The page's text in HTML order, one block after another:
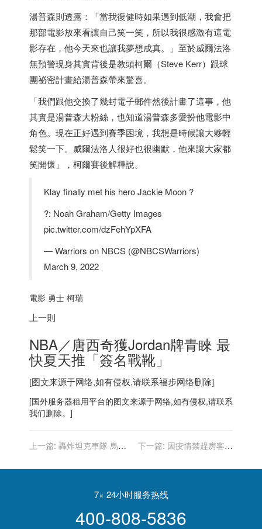
湯普森則透露：「當我復健時如果遇到低潮，我會把
那部電影放來看讓自己笑一笑，所以我很感激有這電
影存在，他今天來也讓我夢想成真。」至於威爾法洛
無預警現身其實背後是教頭柯爾（Steve Kerr）跟球
團祕密計畫給湯普森帶來驚喜。
「我們跟他交換了幾封電子郵件然後計畫了這事，他
其實是湯普森大粉絲，也知道湯普森多愛扮他電影中
角色。現在正好遇到賽季困境，我想是時候讓大夥輕
鬆笑一下。威爾法洛人很好也很幽默，他來讓大家都
笑開懷」，柯爾賽後解釋說。
Klay finally met his hero Jackie Moon ?
?: Noah Graham/Getty Images
pic.twitter.com/dzFehYpXFA
— Warriors on NBCS (@NBCSWarriors)
March 9, 2022
電影 勇士 柯瑞
上一則
NBA／唐西奇獲Jordan牌青睞 最
快夏天推「簽名戰靴」
[图文来源于网络,如有侵权,请联系福步网络删除]
[国外服务器租用平台的图文来源于网络,如有侵权,请联系
我们删除。]
上一篇: 轟炸坦克車隊 烏
下一篇: 因疫情禁趕房客受
滯納金
7× 24小时服务热线
400-808-5836